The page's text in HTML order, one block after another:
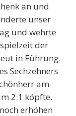
an und
unser
und wehrte
der
in Führung.
Sechzehners
am
2:1 köpfte.
erhöhen